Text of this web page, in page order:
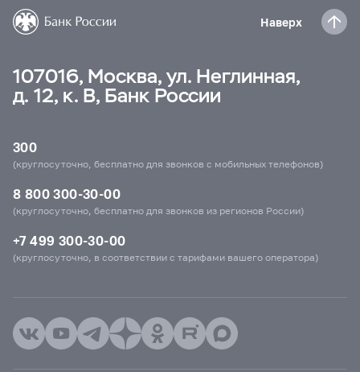
Наверх
107016, Москва, ул. Неглинная,
д. 12, к. В, Банк России
300
(круглосуточно, бесплатно для звонков с мобильных телефонов)
8 800 300-30-00
(круглосуточно, бесплатно для звонков из регионов России)
+7 499 300-30-00
(круглосуточно, в соответствии с тарифами вашего оператора)